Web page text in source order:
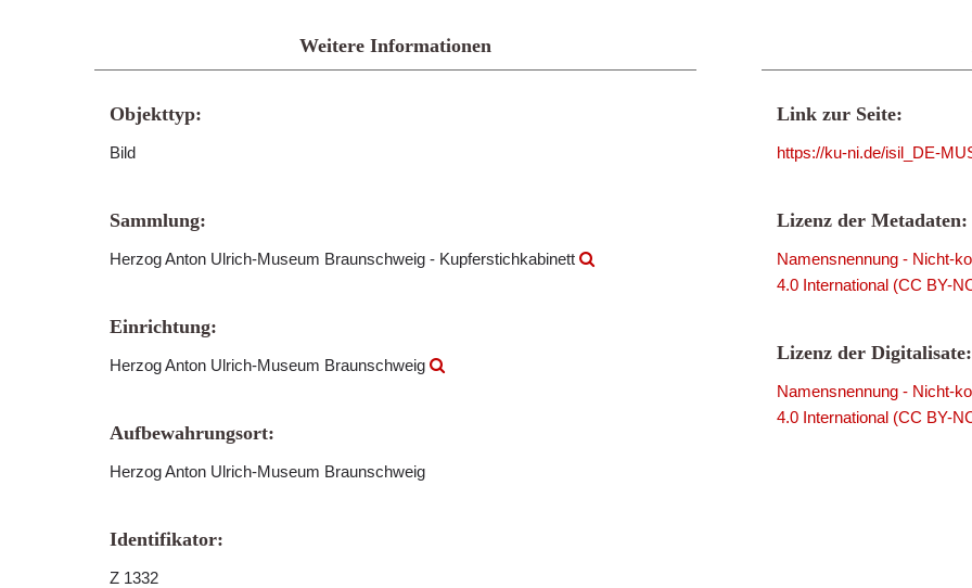
Weitere Informationen
Objekttyp:
Bild
Sammlung:
Herzog Anton Ulrich-Museum Braunschweig - Kupferstichkabinett
Einrichtung:
Herzog Anton Ulrich-Museum Braunschweig
Aufbewahrungsort:
Herzog Anton Ulrich-Museum Braunschweig
Identifikator:
Z 1332
Link zur Seite:
https://ku-ni.de/isil_DE-
Lizenz der Metadaten:
Namensnennung - Nicht-
4.0 International (CC BY-
Lizenz der Digitalisate:
Namensnennung - Nicht-
4.0 International (CC BY-